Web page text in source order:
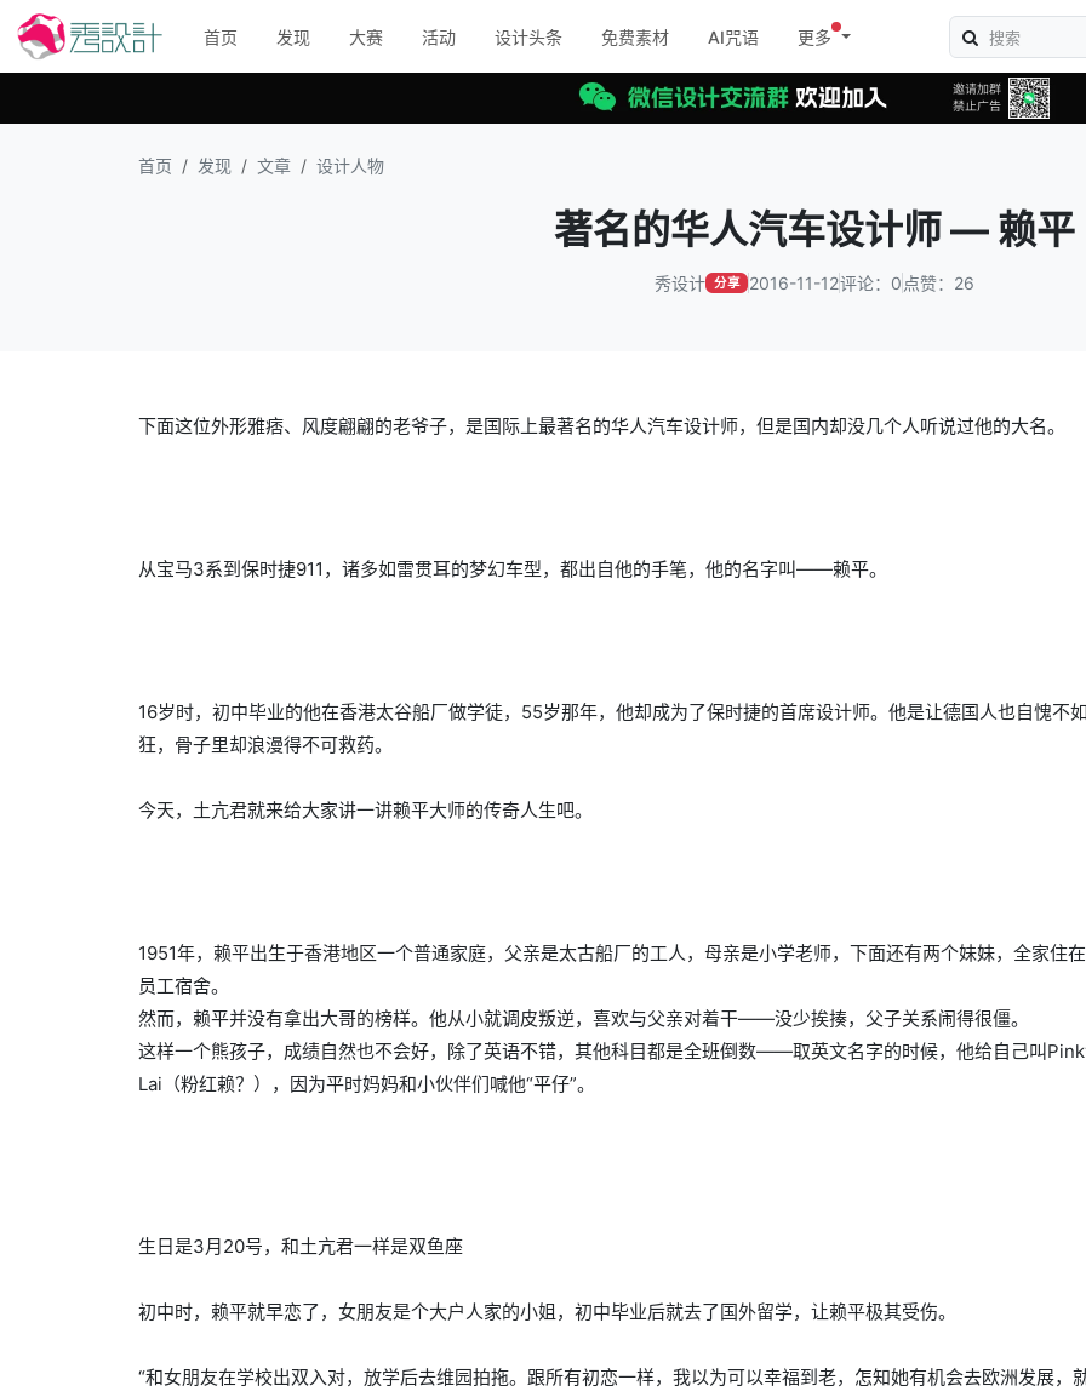
首页 发现 大赛 活动 设计头条 免费素材 AI咒语
更多
首页 发现 文章 设计人物
著名的华人汽车设计师 — 赖平
秀设计 分享 2016-11-12评论：0 点赞：26
下面这位外形雅痞、风度翩翩的老爷子，是国际上最著名的华人汽车设计师，但是国内却没几个人听说过他的大名。
从宝马3系到保时捷911，诸多如雷贯耳的梦幻车型，都出自他的手笔，他的名字叫——赖平。
16岁时，初中毕业的他在香港太谷船厂做学徒，55岁那年，他却成为了保时捷的首席设计师。他是让德国人也自愧不
狂，骨子里却浪漫得不可救药。
今天，土亢君就来给大家讲一讲赖平大师的传奇人生吧。
1951年，赖平出生于香港地区一个普通家庭，父亲是太古船厂的工人，母亲是小学老师，下面还有两个妹妹，全家住
员工宿舍。
然而，赖平并没有拿出大哥的榜样。他从小就调皮叛逆，喜欢与父亲对着干——没少挨揍，父子关系闹得很僵。
这样一个熊孩子，成绩自然也不会好，除了英语不错，其他科目都是全班倒数——取英文名字的时候，他给自己叫
Lai（粉红赖？），因为平时妈妈和小伙伴们喊他“平仔”。
生日是3月20号，和土亢君一样是双鱼座
初中时，赖平就早恋了，女朋友是个大户人家的小姐，初中毕业后就去了国外留学，让赖平极其受伤。
“和女朋友在学校出双入对，放学后去维园拍拖。跟所有初恋一样，我以为可以幸福到老，怎知她有机会去欧洲发展，